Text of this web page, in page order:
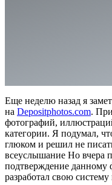
Еще неделю назад я
на Depositphotos.com.
фотографий,
категории. Я подумал,
глюком и решил не
всеуслышание Но вчера
подтверждение данному
разработал свою